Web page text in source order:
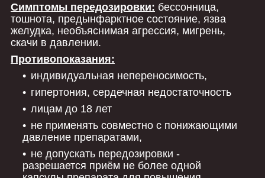
Симптомы передозировки: бессонница,
тошнота, предынфарктное состояние, язва
желудка, необъяснимая агрессия, мигрень,
скачи в давлении.
Противопоказания:
индивидуальная непереносимость,
гипертония, сердечная недостаточность
лицам до 18 лет
не применять совместно с понижающими
давление препаратами,
не допускать передозировки -
разрешается приём не более одной